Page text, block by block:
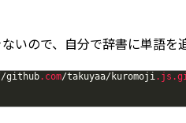
いので、自分で辞書に単語を
/github.com/takuyaa/kuromoji.js